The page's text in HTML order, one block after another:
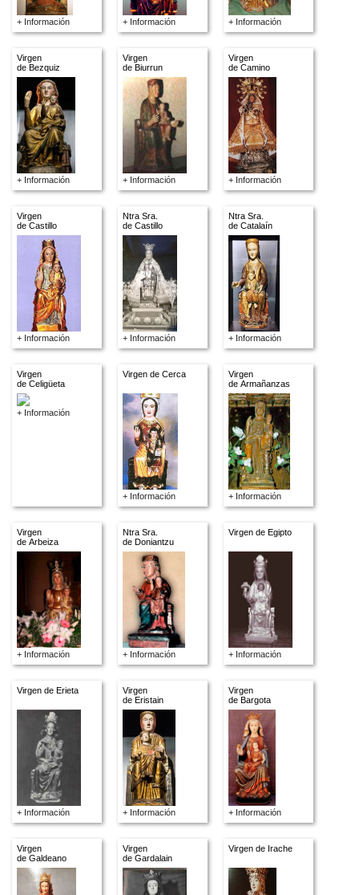
+ Información + Información + Información
Virgen
de Bezquiz
+ Información
Virgen
de Biurrun
+ Información
Virgen
de Camino
+ Información
Virgen
de Castillo
+ Información
Ntra Sra.
de Castillo
+ Información
Ntra Sra.
de Catalaín
+ Información
Virgen
de Celigüeta
+ Información
Virgen de Cerca
+ Información
Virgen
de Armañanzas
+ Información
Virgen
de Arbeiza
+ Información
Ntra Sra.
de Doniantzu
+ Información
Virgen de Egipto
+ Información
Virgen de Erieta
+ Información
Virgen
de Eristain
+ Información
Virgen
de Bargota
+ Información
Virgen
de Galdeano
Virgen
de Gardalain
Virgen de Irache